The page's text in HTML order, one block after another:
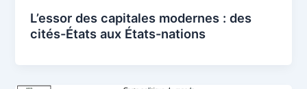
L’essor des capitales modernes : des
cités-États aux États-nations